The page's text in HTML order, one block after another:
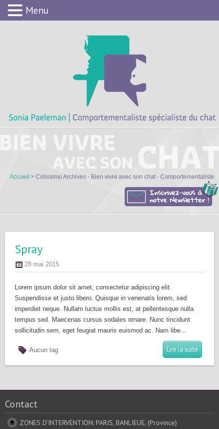
Accueil > Colissimo Archives - Bien vivre avec son chat - Comportementaliste
Spray
28 mai 2015
Lorem ipsum dolor sit amet, consectetur adipiscing elit.
Suspendisse et justo libero. Quisque in venenatis lorem, sed
imperdiet neque. Nullam luctus mollis est, at pellentesque nulla
tempus sed. Maecenas cursus sodales ornare. Nunc tincidunt
sollicitudin sem, eget feugiat mauris euismod ac. Nam libe...
Aucun tag Lire la suite
Contact
ZONES D'INTERVENTION: PARIS, BANLIEUE, (Province)
Menu